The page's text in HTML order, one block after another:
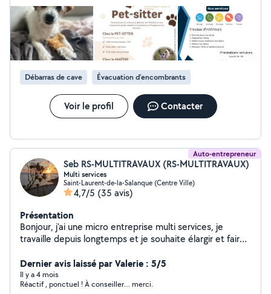
les aides aux devoirs, cours particuliers ou aide
administratif. Florian, peintre plaquiste. Plus de 3 ans
d'expérience dans le domaine, rapide, minutieux et
efficace à votre service. Nous avons une salle en
location sur Perpignan pour vos événements
Débarras de cave Évacuation d'encombrants
Voir le profil Contacter
Auto-entrepreneur
Seb RS-MULTITRAVAUX (RS-MULTITRAVAUX)
Multi services
Saint-Laurent-de-la-Salanque (Centre Ville)
4,7/5 (35 avis)
Présentation
Bonjour, j'ai une micro entreprise multi services, je
travaille depuis longtemps et je souhaite élargir et faire
très professionnel, ponctuel et minutieux dans les
démarches. Je m'adapte également à chaque milieu,
chaque prestation. Quelques prestations de services :
Dernier avis laissé par Valerie : 5/5
Il y a 4 mois
Réactif , ponctuel ! À conseiller… merci.